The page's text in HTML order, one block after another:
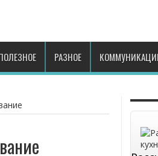
РАЗНОЕ